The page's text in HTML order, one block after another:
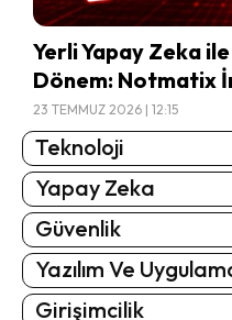
Yerli Yapay Zeka
Dönem: Notmatix
23 TEMMUZ 2026 | 12:15
Teknoloji
Yapay Zeka
Güvenlik
Yazılım Ve
Girişimcilik